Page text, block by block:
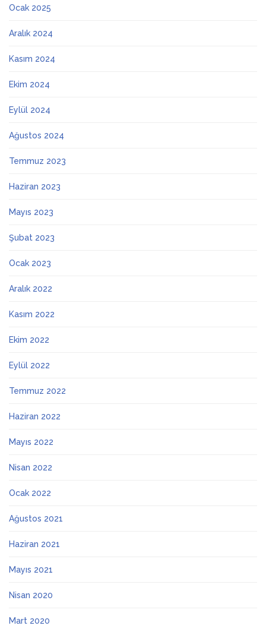
Ocak 2025
Aralık 2024
Kasım 2024
Ekim 2024
Eylül 2024
Ağustos 2024
Temmuz 2023
Haziran 2023
Mayıs 2023
Şubat 2023
Ocak 2023
Aralık 2022
Kasım 2022
Ekim 2022
Eylül 2022
Temmuz 2022
Haziran 2022
Mayıs 2022
Nisan 2022
Ocak 2022
Ağustos 2021
Haziran 2021
Mayıs 2021
Nisan 2020
Mart 2020